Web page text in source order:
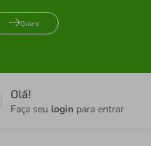
Quero
Olá!
Faça seu login para entrar